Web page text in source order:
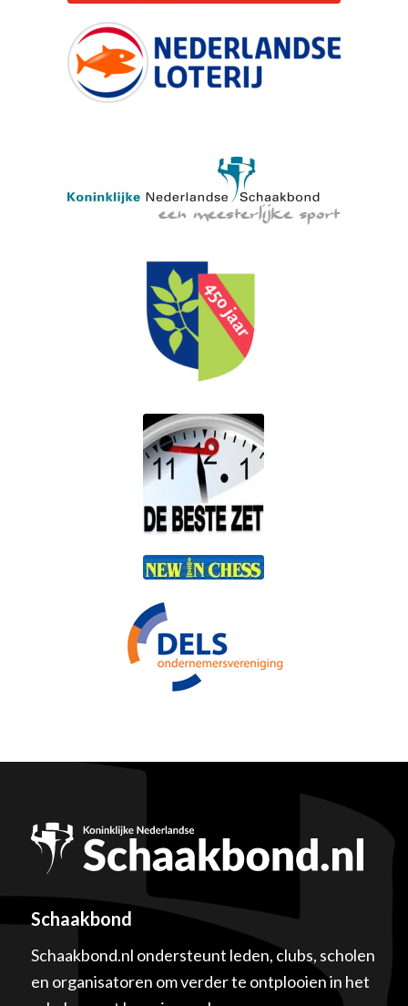
Schaakbond
Schaakbond.nl ondersteunt leden, clubs, scholen
en organisatoren om verder te ontplooien in het